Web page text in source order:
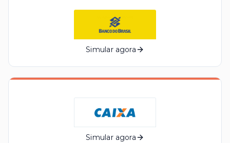
Simular agora
Simular agora